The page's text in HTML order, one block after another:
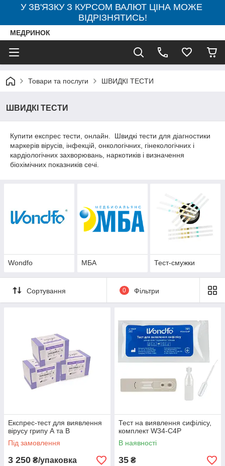
У ЗВ'ЯЗКУ З КУРСОМ ВАЛЮТ ЦІНА МОЖЕ
ВІДРІЗНЯТИСЬ!
МЕДРИНОК
Товари та послуги ШВИДКІ ТЕСТИ
ШВИДКІ ТЕСТИ
Купити експрес тести, онлайн. Швидкі тести для діагностики
маркерів вірусів, інфекцій, онкологічних, гінекологічних і
кардіологічних захворювань, наркотиків і визначення
біохімічних показників сечі.
Wondfo МБА Тест-смужки
Сортування 0 Фільтри
Експрес-тест для виявлення
вірусу грипу А та В
Під замовлення
3 250 ₴/упаковка
Тест на виявлення сифілісу,
комплект W34-C4P
В наявності
35 ₴